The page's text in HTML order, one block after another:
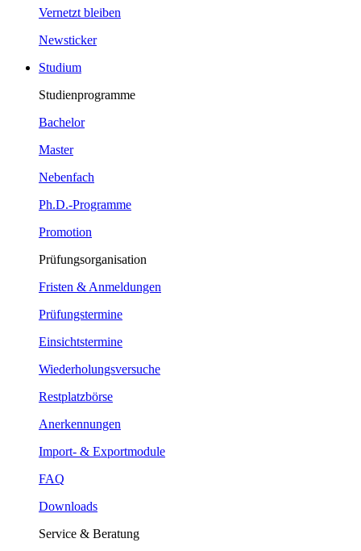
Vernetzt bleiben
Newsticker
Studium
Studienprogramme
Bachelor
Master
Nebenfach
Ph.D.-Programme
Promotion
Prüfungsorganisation
Fristen & Anmeldungen
Prüfungstermine
Einsichtstermine
Wiederholungsversuche
Restplatzbörse
Anerkennungen
Import- & Exportmodule
FAQ
Downloads
Service & Beratung